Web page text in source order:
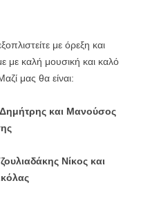
με όρεξη και
με καλή μουσική και καλό
μας θα είναι:
και Μανούσος
Νίκος και